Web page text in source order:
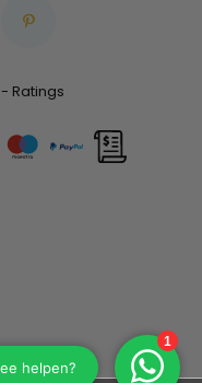
- Ratings